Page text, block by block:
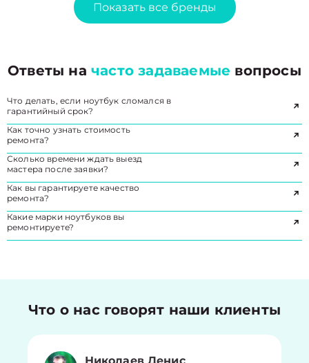
Показать все бренды
Ответы начасто задаваемые вопросы
Что делать, если ноутбук сломался в
гарантийный срок?
Как точно узнать стоимость
ремонта?
Сколько времени ждать выезд
мастера после заявки?
Как вы гарантируете качество
ремонта?
Какие марки ноутбуков вы
ремонтируете?
Что о нас говорят наши клиенты
Николаев Денис